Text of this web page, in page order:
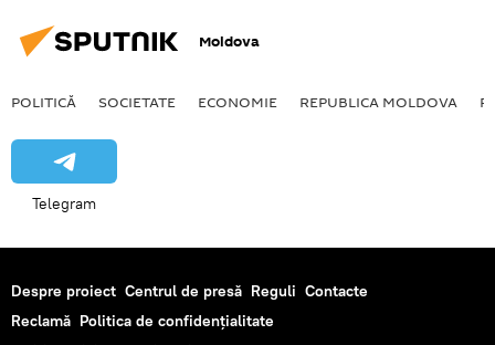
Moldova
POLITICĂ SOCIETATE ECONOMIE REPUBLICA MOLDOVA
Telegram
Despre proiect Centrul de presă Reguli Contacte
Reclamă Politica de confidențialitate